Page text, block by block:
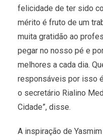
felicidade de ter sido
mérito é fruto de um
muita gratidão ao
pegar no nosso pé e
melhores a cada dia.
responsáveis por isso
o secretário Rialino
Cidade”, disse.
A inspiração de